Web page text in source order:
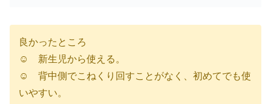
良かったところ
☺︎ 新生児から使える。
☺︎ 背中側でこねくり回すことがなく、初めてでも使
いやすい。